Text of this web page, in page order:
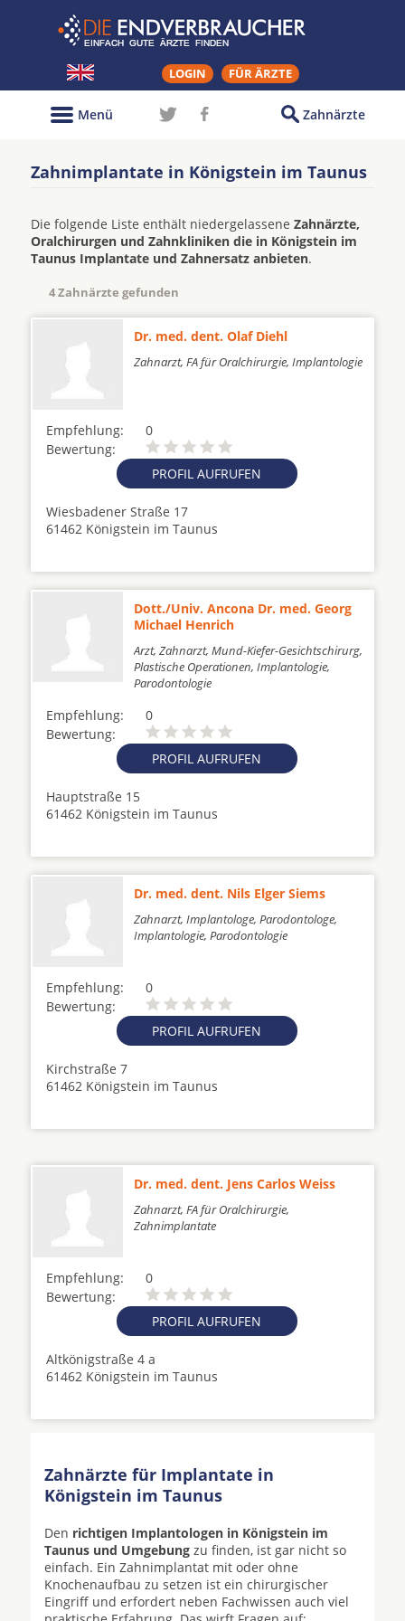
LOGIN FÜR ÄRZTE
Zahnärzte
Menü
Zahnimplantate in Königstein im Taunus
Die folgende Liste enthält niedergelassene Zahnärzte,
Oralchirurgen und Zahnkliniken die in Königstein im
Taunus Implantate und Zahnersatz anbieten.
4 Zahnärzte gefunden
Dr. med. dent. Olaf Diehl
Zahnarzt, FA für Oralchirurgie, Implantologie
Empfehlung:
0
Bewertung:
PROFIL AUFRUFEN
Wiesbadener Straße 17
61462 Königstein im Taunus
Dott./Univ. Ancona Dr. med. Georg
Michael Henrich
Arzt, Zahnarzt, Mund-Kiefer-Gesichtschirurg,
Plastische Operationen, Implantologie,
Parodontologie
Empfehlung:
0
Bewertung:
PROFIL AUFRUFEN
Hauptstraße 15
61462 Königstein im Taunus
Dr. med. dent. Nils Elger Siems
Zahnarzt, Implantologe, Parodontologe,
Implantologie, Parodontologie
Empfehlung:
0
Bewertung:
PROFIL AUFRUFEN
Kirchstraße 7
61462 Königstein im Taunus
Dr. med. dent. Jens Carlos Weiss
Zahnarzt, FA für Oralchirurgie,
Zahnimplantate
Empfehlung:
0
Bewertung:
PROFIL AUFRUFEN
Altkönigstraße 4 a
61462 Königstein im Taunus
Zahnärzte für Implantate in
Königstein im Taunus
Den richtigen Implantologen in Königstein im
Taunus und Umgebung zu finden, ist gar nicht so
einfach. Ein Zahnimplantat mit oder ohne
Knochenaufbau zu setzen ist ein chirurgischer
Eingriff und erfordert neben Fachwissen auch viel